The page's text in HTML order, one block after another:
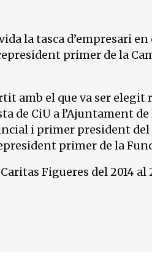
la tasca d’empresari
primer de la
amb el que va ser elegit
de CiU a l’Ajuntament
i primer president
primer de la
Figueres del 2014 al